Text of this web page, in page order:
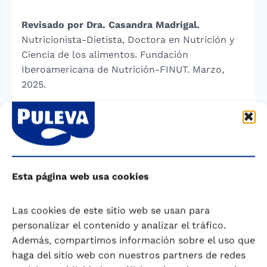
Esta página web usa cookies
Las cookies de este sitio web se usan para
personalizar el contenido y analizar el tráfico.
Además, compartimos información sobre el uso que
haga del sitio web con nuestros partners de redes
Revisado por Dra. Casandra Madrigal.
Nutricionista-Dietista, Doctora en Nutrición y
Ciencia de los alimentos. Fundación
Iberoamericana de Nutrición-FINUT. Marzo,
2025.
Referencias
3447-1.https://institutoaguaysalud.es/guia-
2025.
Salas-Salvadó, Jordi, Maraver, Francisco,
Rodríguez-Mañas, Leocadio, Sáenz de Pipaon,